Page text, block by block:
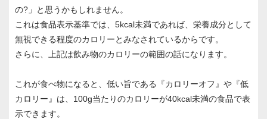
の?」と思うかもしれません。
これは食品表示基準では、5kcal未満であれば、栄養成分として
無視できる程度のカロリーとみなされているからです。
さらに、上記は飲み物のカロリーの範囲の話になります。
これが食べ物になると、低い旨である『カロリーオフ』や『低
カロリー』は、100g当たりのカロリーが40kcal未満の食品で表
示できます。